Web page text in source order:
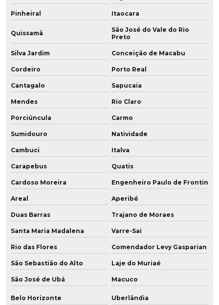
Fabricação de poliuretano aditivado
Fabricação de poliuretano com grafeno
Fabricação de roda de grafeno para empilhadeira
Fabricante de chapa de poliuretano
Fabricante de chapa de pu
Fabricante de perfil para mineração
Fabricante de placa de poliuretano
Fabricante de polia em baixa dureza
Fabricante de polia em poliuretano
Fabricante de poliuretano
Fabricante de poliuretano aditivado
Fabricante de poliuretano com grafeno
Fabricante de pu
Pinheiral Itaocara
Quissamã
São José do Vale do Rio
Preto
Silva Jardim Conceição de Macabu
Cordeiro Porto Real
Cantagalo Sapucaia
Mendes Rio Claro
Porciúncula Carmo
Sumidouro Natividade
Cambuci Italva
Carapebus Quatis
Cardoso Moreira Engenheiro Paulo de Frontin
Areal Aperibé
Duas Barras Trajano de Moraes
Santa Maria Madalena Varre-Sai
Rio das Flores Comendador Levy Gasparian
São Sebastião do Alto Laje do Muriaé
São José de Ubá Macuco
Belo Horizonte Uberlândia